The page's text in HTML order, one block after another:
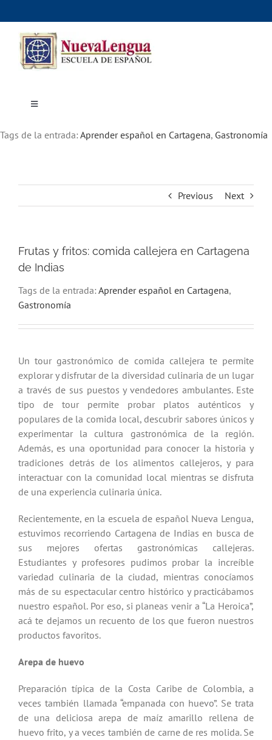
to
content
Toggle
Cursos
Tags de la entrada: Aprender español en Cartagena, Gastronomía
Previous Next
Frutas y fritos: comida callejera en Cartagena
de Indias
Tags de la entrada: Aprender español en Cartagena,
Gastronomía
Un tour gastronómico de comida callejera te permite
explorar y disfrutar de la diversidad culinaria de un lugar
a través de sus puestos y vendedores ambulantes. Este
tipo de tour permite probar platos auténticos y
populares de la comida local, descubrir sabores únicos y
experimentar la cultura gastronómica de la región.
Además, es una oportunidad para conocer la historia y
tradiciones detrás de los alimentos callejeros, y para
interactuar con la comunidad local mientras se disfruta
de una experiencia culinaria única.
Recientemente, en la escuela de español Nueva Lengua,
estuvimos recorriendo Cartagena de Indias en busca de
sus mejores ofertas gastronómicas callejeras.
Estudiantes y profesores pudimos probar la increíble
variedad culinaria de la ciudad, mientras conocíamos
más de su espectacular centro histórico y practicábamos
nuestro español. Por eso, si planeas venir a “La Heroica”,
acá te dejamos un recuento de los que fueron nuestros
productos favoritos.
Arepa de huevo
Preparación típica de la Costa Caribe de Colombia, a
veces también llamada “empanada con huevo”. Se trata
de una deliciosa arepa de maíz amarillo rellena de
huevo frito, y a veces también de carne de res molida. Se